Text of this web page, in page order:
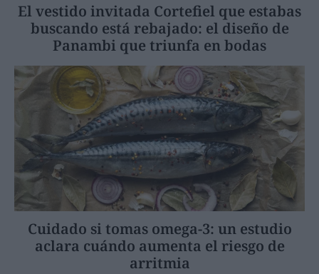
El vestido invitada Cortefiel que estabas
buscando está rebajado: el diseño de
Panambi que triunfa en bodas
Cuidado si tomas omega-3: un estudio
aclara cuándo aumenta el riesgo de
arritmia